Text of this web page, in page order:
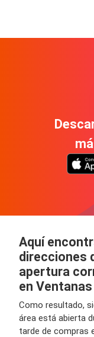
Aquí
direcciones
apertura
en Ventanas
Como resultado,
área está abierta
tarde de compras